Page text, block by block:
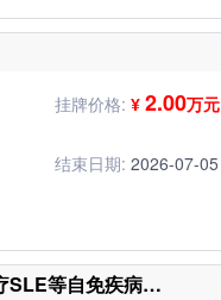
挂牌价格: ¥ 2.00万元
结束日期: 2026-07-05
HumanizedCD132单抗治疗SLE等自免疾病创新药